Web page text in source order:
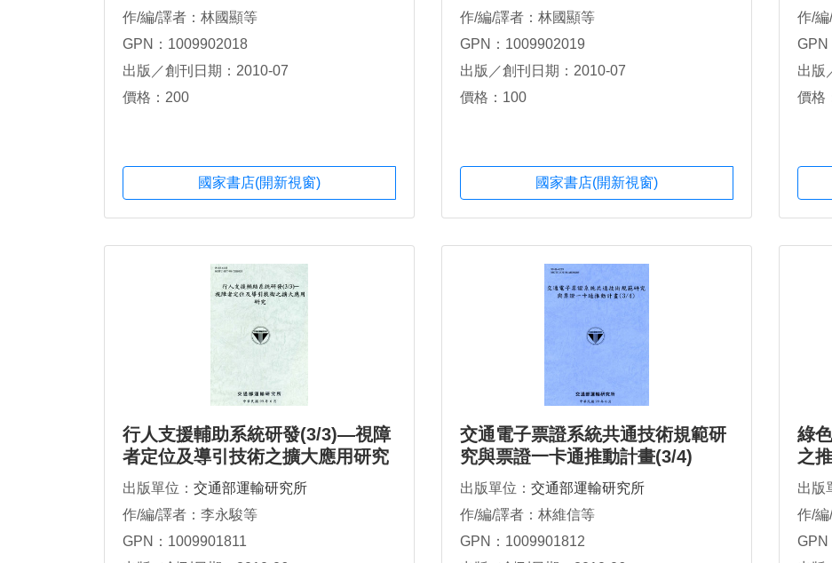
作/編/譯者：林國顯等
GPN：1009902018
出版／創刊日期：2010-07
價格：200
國家書店(開新視窗)
作/編/譯者：林國顯等
GPN：1009902019
出版／創刊日期：2010-07
價格：100
國家書店(開新視窗)
作/
GPN
出版
價格
行人支援輔助系統研發(3/3)—視障
者定位及導引技術之擴大應用研究
出版單位： 交通部運輸研究所
作/編/譯者：李永駿等
GPN：1009901811
交通電子票證系統共通技術規範研
究與票證一卡通推動計畫(3/4)
出版單位： 交通部運輸研究所
作/編/譯者：林維信等
GPN：1009901812
綠
之
出版
作/
GPN